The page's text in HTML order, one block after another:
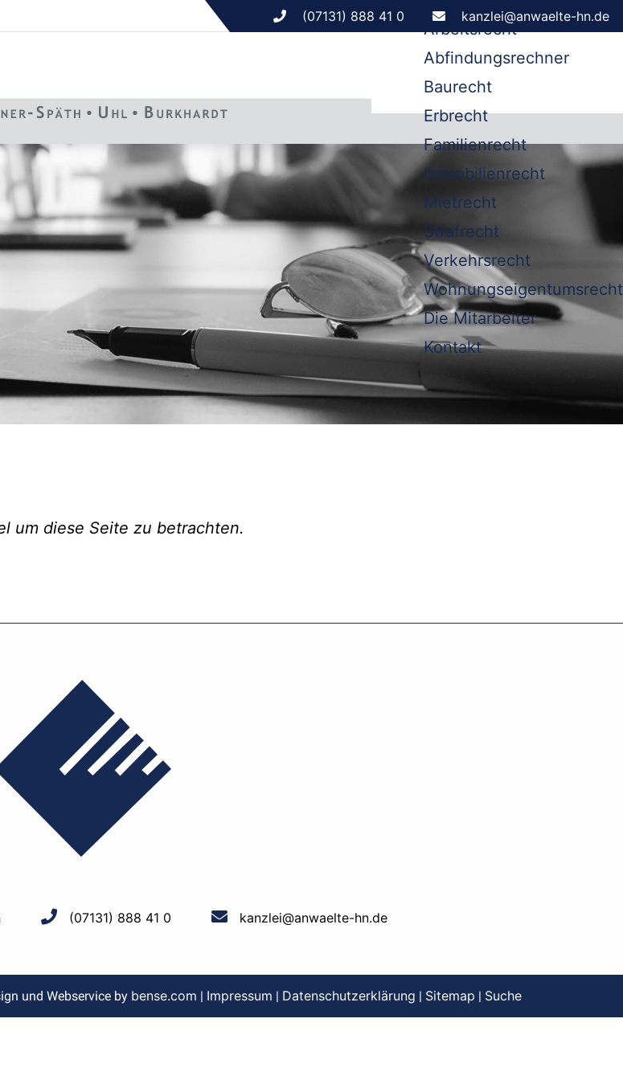
(07131) 888 41 0 kanzlei@anwaelte-hn.de
Arbeitsrecht
Abfindungsrechner
Baurecht
Erbrecht
Familienrecht
Immobilienrecht
Mietrecht
Strafrecht
Verkehrsrecht
Wohnungseigentumsrecht
Die Mitarbeiter
Kontakt
um diese Seite zu betrachten.
(07131) 888 41 0 kanzlei@anwaelte-hn.de
und Webservice by bense.com | Impressum | Datenschutzerklärung | Sitemap | Suche